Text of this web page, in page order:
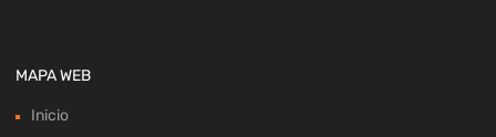
MAPA WEB
Inicio